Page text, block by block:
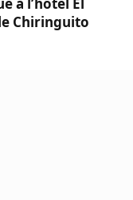
à l’hôtel El
Chiringuito